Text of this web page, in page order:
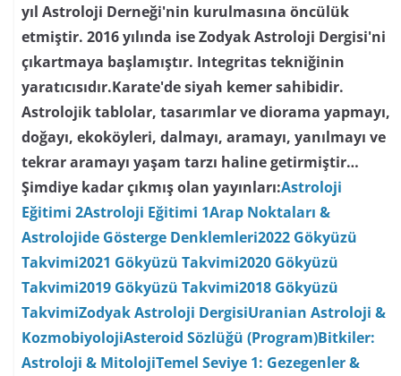
yıl Astroloji Derneği'nin kurulmasına öncülük
etmiştir. 2016 yılında ise Zodyak Astroloji Dergisi'ni
çıkartmaya başlamıştır. Integritas tekniğinin
yaratıcısıdır.Karate'de siyah kemer sahibidir.
Astrolojik tablolar, tasarımlar ve diorama yapmayı,
doğayı, ekoköyleri, dalmayı, aramayı, yanılmayı ve
tekrar aramayı yaşam tarzı haline getirmiştir…
Şimdiye kadar çıkmış olan yayınları:Astroloji
Eğitimi 2Astroloji Eğitimi 1Arap Noktaları &
Astrolojide Gösterge Denklemleri2022 Gökyüzü
Takvimi2021 Gökyüzü Takvimi2020 Gökyüzü
Takvimi2019 Gökyüzü Takvimi2018 Gökyüzü
TakvimiZodyak Astroloji DergisiUranian Astroloji &
KozmobiyolojiAsteroid Sözlüğü (Program)Bitkiler:
Astroloji & MitolojiTemel Seviye 1: Gezegenler &